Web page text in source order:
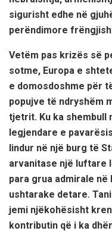
sigurisht edhe në
perëndimore
Vetëm pas krizës së
sotme, Europa e
e domosdoshme për
popujve të ndryshëm
tjetrit. Ku ka shembull
legjendare e
lindur në një burg të
arvanitase një luftare
para grua admirale
ushtarake detare.
jemi njëkohësisht
kontributin që i ka